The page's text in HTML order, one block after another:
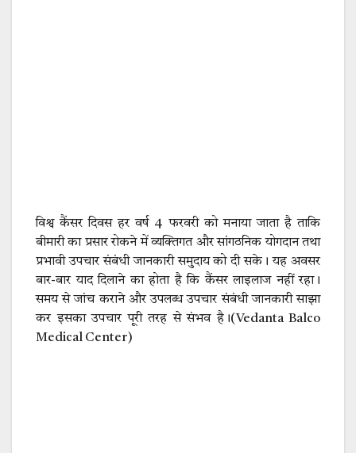
विश्व कैंसर दिवस हर वर्ष 4 फरवरी को मनाया जाता है ताकि
बीमारी का प्रसार रोकने में व्यक्तिगत और सांगठनिक योगदान तथा
प्रभावी उपचार संबंधी जानकारी समुदाय को दी सके। यह अवसर
बार-बार याद दिलाने का होता है कि कैंसर लाइलाज नहीं रहा।
समय से जांच कराने और उपलब्ध उपचार संबंधी जानकारी साझा
कर इसका उपचार पूरी तरह से संभव है।(Vedanta Balco
Medical Center)